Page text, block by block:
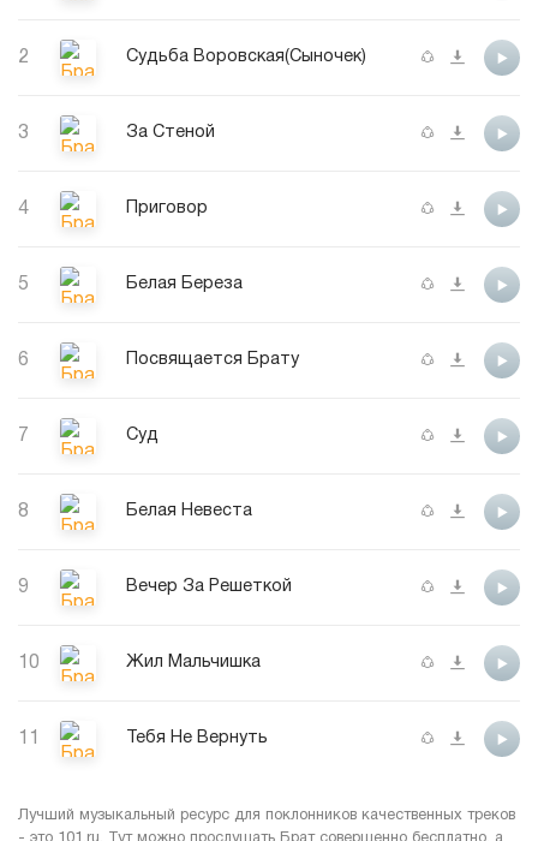
2 Судьба Воровская(Сыночек)
3 За Стеной
4 Приговор
5 Белая Береза
6 Посвящается Брату
7 Суд
8 Белая Невеста
9 Вечер За Решеткой
10 Жил Мальчишка
11 Тебя Не Вернуть
Лучший музыкальный ресурс для поклонников качественных треков